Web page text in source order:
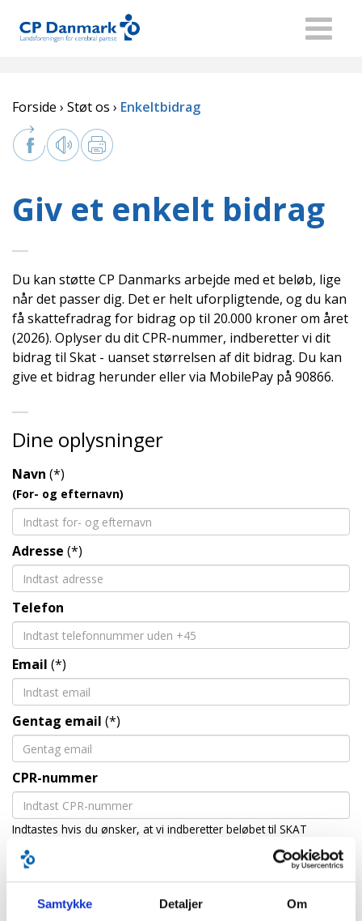
Samtykke Detaljer Om
Forside Støt os Enkeltbidrag
Giv et enkelt bidrag
Du kan støtte CP Danmarks arbejde med et beløb, lige
når det passer dig. Det er helt uforpligtende, og du kan
få skattefradrag for bidrag op til 20.000 kroner om året
(2026). Oplyser du dit CPR-nummer, indberetter vi dit
bidrag til Skat - uanset størrelsen af dit bidrag. Du kan
give et bidrag herunder eller via MobilePay på 90866.
Dine oplysninger
Navn (*)
(For- og efternavn)
Adresse (*)
Telefon
Email (*)
Gentag email (*)
CPR-nummer
Indtastes hvis du ønsker, at vi indberetter beløbet til SKAT
Beløb
Andet beløb